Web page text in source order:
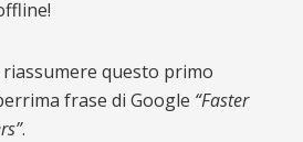
questo primo
frase di Google “Faster
.